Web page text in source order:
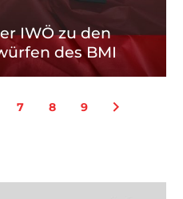
IWÖ zu den
des BMI
7 8 9